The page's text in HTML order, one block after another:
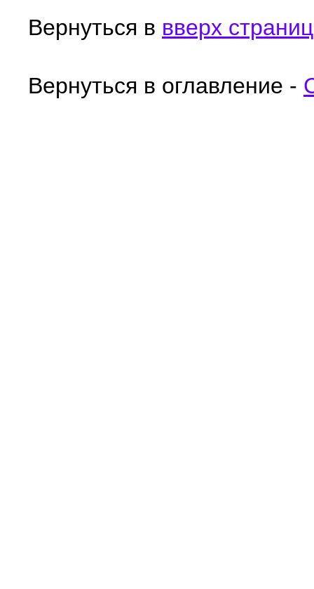
Вернуться в вверх
Вернуться в оглавление -